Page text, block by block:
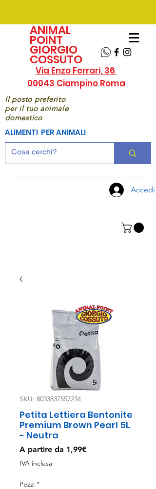
ANIMAL
POINT
GIORGIO
COSSUTO
Via Enzo Ferrari, 36
00043 Ciampino Roma
Il posto preferito
per il tuo animale
domestico
ALIMENTI PER ANIMALI
Accedi
SKU: 8033837557234
Petita Lettiera Bentonite
Premium Brown Pearl 5L
- Neutra
A partire da 1,99€Prezzo
IVA inclusa
Pezzi *